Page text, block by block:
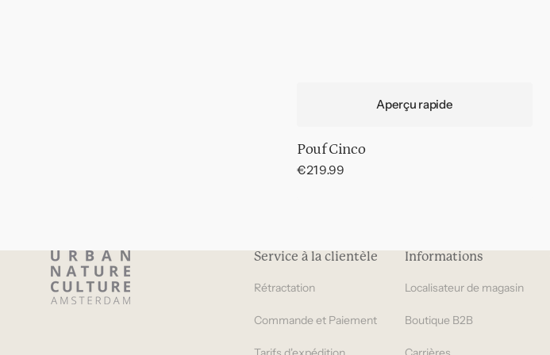
Aperçu rapide
Pouf Cinco
Prix
€219.99
Service à la clientèle
Rétractation
Commande et Paiement
Informations
Localisateur de magasin
Boutique B2B